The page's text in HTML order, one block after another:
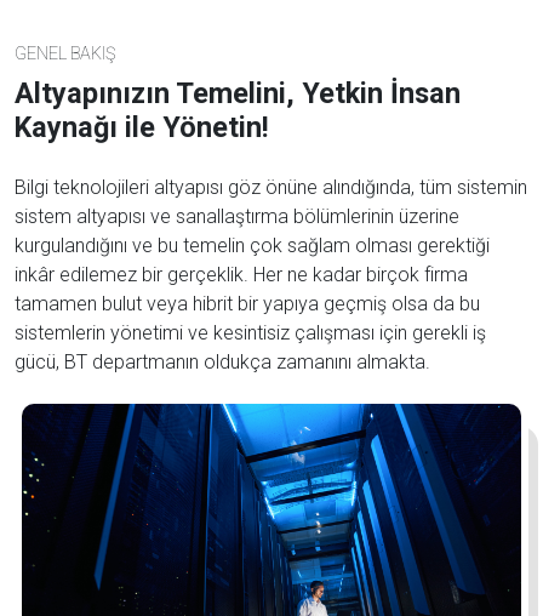
GENEL BAKIŞ
Altyapınızın Temelini, Yetkin İnsan
Kaynağı ile Yönetin!
Bilgi teknolojileri altyapısı göz önüne alındığında, tüm sistemin
sistem altyapısı ve sanallaştırma bölümlerinin üzerine
kurgulandığını ve bu temelin çok sağlam olması gerektiği
inkâr edilemez bir gerçeklik. Her ne kadar birçok firma
tamamen bulut veya hibrit bir yapıya geçmiş olsa da bu
sistemlerin yönetimi ve kesintisiz çalışması için gerekli iş
gücü, BT departmanın oldukça zamanını almakta.